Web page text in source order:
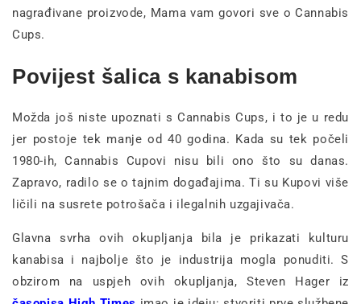
nagrađivane proizvode, Mama vam govori sve o Cannabis
Cups.
Povijest šalica s kanabisom
Možda još niste upoznati s Cannabis Cups, i to je u redu
jer postoje tek manje od 40 godina. Kada su tek počeli
1980-ih, Cannabis Cupovi nisu bili ono što su danas.
Zapravo, radilo se o tajnim događajima. Ti su Kupovi više
ličili na susrete potrošača i ilegalnih uzgajivača.
Glavna svrha ovih okupljanja bila je prikazati kulturu
kanabisa i najbolje što je industrija mogla ponuditi. S
obzirom na uspjeh ovih okupljanja, Steven Hager iz